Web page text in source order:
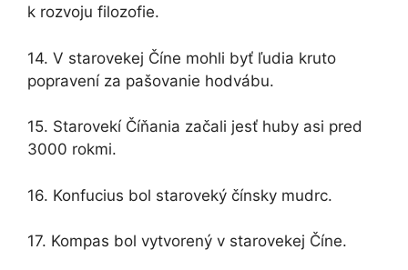
k rozvoju filozofie.
14. V starovekej Číne mohli byť ľudia kruto
popravení za pašovanie hodvábu.
15. Starovekí Číňania začali jesť huby asi pred
3000 rokmi.
16. Konfucius bol staroveký čínsky mudrc.
17. Kompas bol vytvorený v starovekej Číne.